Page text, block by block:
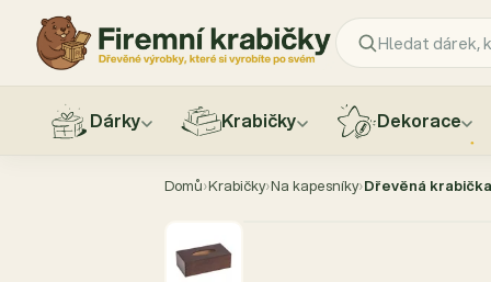
Dárky Krabičky Dekorace
Domů›Krabičky›Na kapesníky›Dřevěná